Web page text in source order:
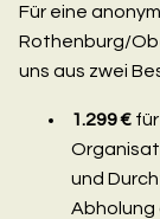
Für eine
Rothenburg/
uns aus zwei
1.299 €
und
Abholung